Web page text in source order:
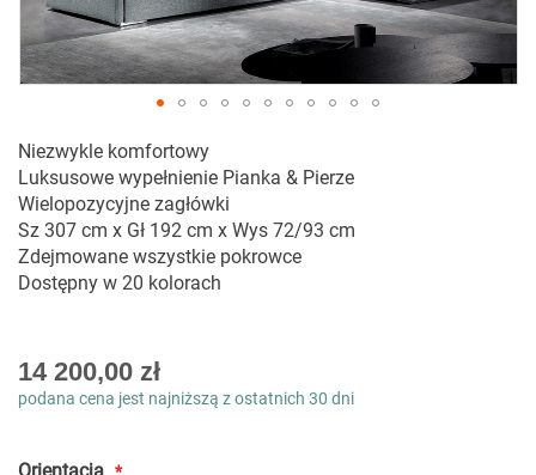
na
początek
galerii
Niezwykle komfortowy
Luksusowe wypełnienie Pianka & Pierze
Wielopozycyjne zagłówki
Sz 307 cm x Gł 192 cm x Wys 72/93 cm
Zdejmowane wszystkie pokrowce
Dostępny w 20 kolorach
As
low
14 200,00 zł
podana cena jest najniższą z ostatnich 30 dni